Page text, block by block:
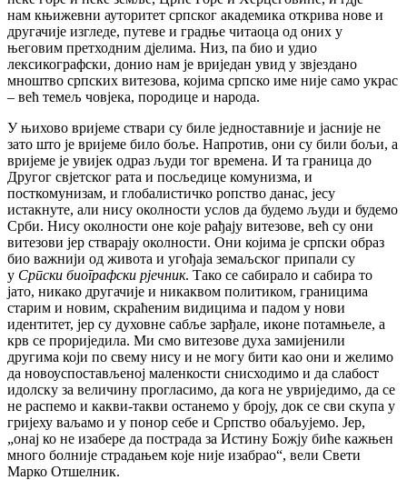
нам књижевни ауторитет српског академика открива нове и
другачије изгледе, путеве и градње читаоца од оних у
његовим претходним дјелима. Низ, па био и удио
лексикографски, донио нам је вриједан увид у звјездано
мноштво српских витезова, којима српско име није само украс
– већ темељ човјека, породице и народа.
У њихово вријеме ствари су биле једноставније и јасније не
зато што је вријеме било боље. Напротив, они су били бољи, а
вријеме је увијек одраз људи тог времена. И та граница до
Другог свјетског рата и посљедице комунизма, и
посткомунизам, и глобалистичко ропство данас, јесу
истакнуте, али нису околности услов да будемо људи и будемо
Срби. Нису околности оне које рађају витезове, већ су они
витезови јер стварају околности. Они којима је српски образ
био важнији од живота и угођаја земаљског припали су
у Српски биографски рјечник. Тако се сабирало и сабира то
јато, никако другачије и никаквом политиком, границима
старим и новим, скраћеним видицима и падом у нови
идентитет, јер су духовне сабље зарђале, иконе потамњеле, а
крв се прориједила. Ми смо витезове духа замијенили
другима који по свему нису и не могу бити као они и желимо
да новоуспостављеној маленкости снисходимо и да слабост
идолску за величину прогласимо, да кога не увриједимо, да се
не распемо и какви-такви останемо у броју, док се сви скупа у
гријеху ваљамо и у понор себе и Српство обаљујемо. Јер,
„онај ко не изабере да пострада за Истину Божју биће кажњен
много болније страдањем које није изабрао“, вели Свети
Марко Отшелник.